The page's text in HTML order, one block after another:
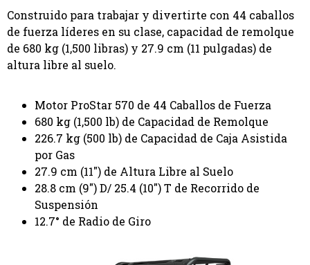
Construido para trabajar y divertirte con 44 caballos
de fuerza líderes en su clase, capacidad de remolque
de 680 kg (1,500 libras) y 27.9 cm (11 pulgadas) de
altura libre al suelo.
Motor ProStar 570 de 44 Caballos de Fuerza
680 kg (1,500 lb) de Capacidad de Remolque
226.7 kg (500 lb) de Capacidad de Caja Asistida
por Gas
27.9 cm (11″) de Altura Libre al Suelo
28.8 cm (9″) D/ 25.4 (10″) T de Recorrido de
Suspensión
12.7° de Radio de Giro